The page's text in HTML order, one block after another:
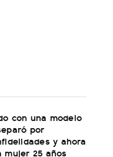
con una modelo
por
y ahora
mujer 25 años